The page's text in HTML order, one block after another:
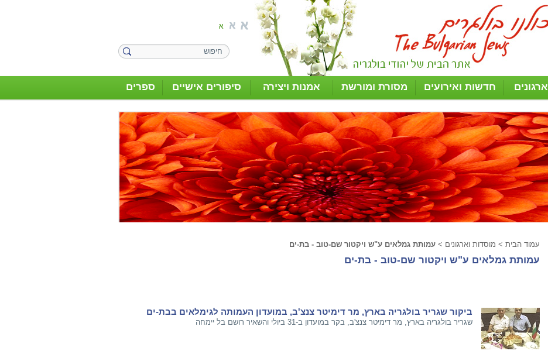
חדשות ואירועים מסורת ומורשת אמנות ויצירה סיפורים אישיים ספרים
עמוד הבית > מוסדות וארגונים > עמותת גמלאים ע"ש ויקטור שם-טוב - בת-ים
עמותת גמלאים ע"ש ויקטור שם-טוב - בת-ים
ביקור שגריר בולגריה בארץ, מר דימיטר צנצ'ב, במועדון העמותה לגימלאים בבת-ים
שגריר בולגריה בארץ, מר דימיטר צנצ'ב, בקר במועדון ב-31 ביולי והשאיר רושם בל יימחה